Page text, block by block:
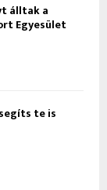
álltak a
Egyesület
te is